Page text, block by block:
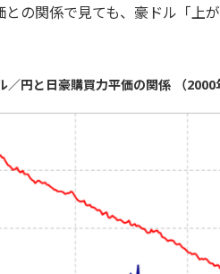
との関係で見ても、豪ドル「上
／円と日豪購買力平価の関係 （2000